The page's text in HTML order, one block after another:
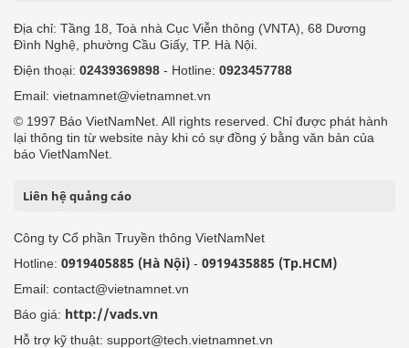
Địa chỉ: Tầng 18, Toà nhà Cục Viễn thông (VNTA), 68 Dương
Đình Nghệ, phường Cầu Giấy, TP. Hà Nội.
Điện thoại: 02439369898 - Hotline: 0923457788
Email: vietnamnet@vietnamnet.vn
© 1997 Báo VietNamNet. All rights reserved. Chỉ được phát hành
lại thông tin từ website này khi có sự đồng ý bằng văn bản của
báo VietNamNet.
Liên hệ quảng cáo
Công ty Cổ phần Truyền thông VietNamNet
Hotline: 0919405885 (Hà Nội) - 0919435885 (Tp.HCM)
Email: contact@vietnamnet.vn
Báo giá: http://vads.vn
Hỗ trợ kỹ thuật: support@tech.vietnamnet.vn